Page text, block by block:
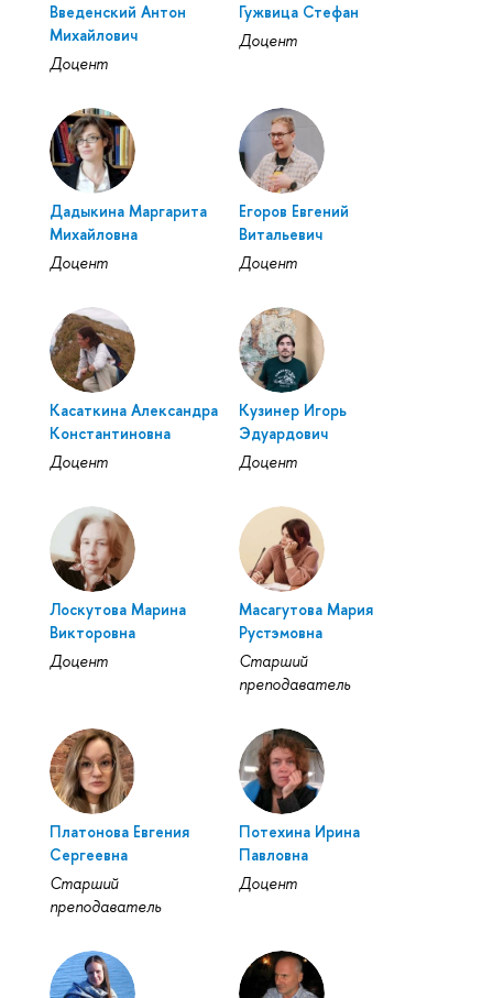
Введенский Антон
Михайлович
Доцент
Гужвица Стефан
Доцент
Дадыкина Маргарита
Михайловна
Доцент
Егоров Евгений
Витальевич
Доцент
Касаткина Александра
Константиновна
Доцент
Кузинер Игорь
Эдуардович
Доцент
Лоскутова Марина
Викторовна
Доцент
Масагутова Мария
Рустэмовна
Старший
преподаватель
Платонова Евгения
Сергеевна
Старший
преподаватель
Потехина Ирина
Павловна
Доцент